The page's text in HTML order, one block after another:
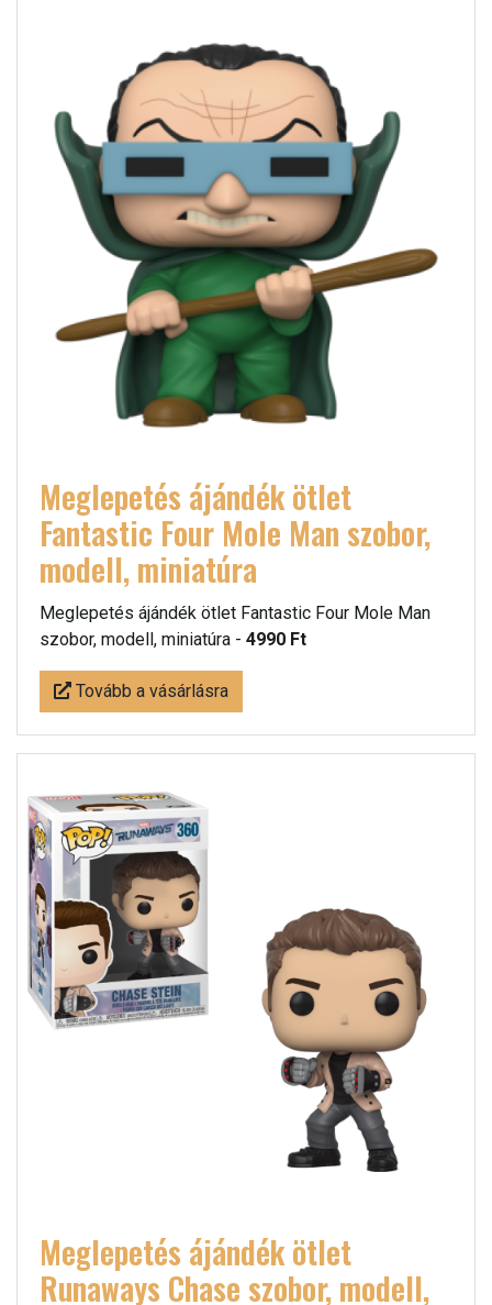
Meglepetés ájándék ötlet
Fantastic Four Mole Man szobor,
modell, miniatúra
Meglepetés ájándék ötlet Fantastic Four Mole Man
szobor, modell, miniatúra - 4990 Ft
Tovább a vásárlásra
Meglepetés ájándék ötlet
Runaways Chase szobor, modell,